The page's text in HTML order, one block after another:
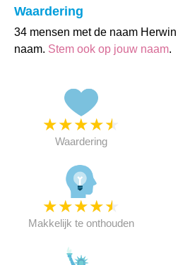
Waardering
34 mensen met de naam
naam. Stem ook op jouw naam.
★★★★★
Waardering
★★★★★
Makkelijk te onthouden